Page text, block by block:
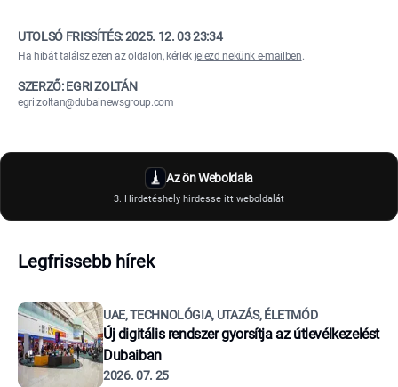
UTOLSÓ FRISSÍTÉS:2025. 12. 03 23:34
Ha hibát találsz ezen az oldalon, kérlek jelezd nekünk e-mailben.
SZERZŐ: EGRI ZOLTÁN
egri.zoltan@dubainewsgroup.com
Az ön Weboldala
3. Hirdetéshely hirdesse itt weboldalát
Legfrissebb hírek
UAE, TECHNOLÓGIA, UTAZÁS, ÉLETMÓD
Új digitális rendszer gyorsítja az útlevélkezelést
Dubaiban
2026. 07. 25